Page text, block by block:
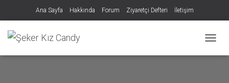
Ana Sayfa Hakkında Forum Ziyaretçi Defteri İletişim